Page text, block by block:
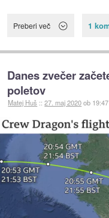
Preberi več 1
Danes zvečer
poletov
Matej Huš ::27. maj 2020ob 19:47